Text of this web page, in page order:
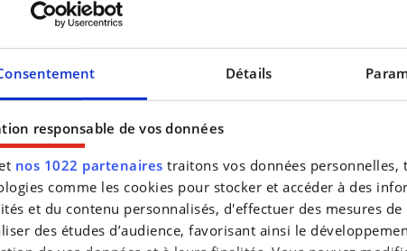
Détails
responsable de vos données
nos 1022 partenaires traitons vos données personnelles,
comme les cookies pour stocker et accéder à des
et du contenu personnalisés, d'effectuer des mesures
des études d’audience, favorisant ainsi le
Ar
CUPRA TAVASCAN